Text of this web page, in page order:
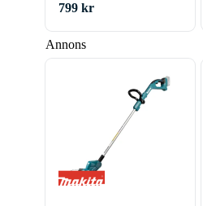
Annons
799 kr